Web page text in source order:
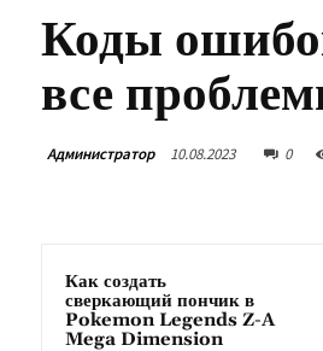
Коды
все
Администратор 10.08.2023 0
Как создать
сверкающий пончик в
Pokemon Legends Z-A
Mega Dimension